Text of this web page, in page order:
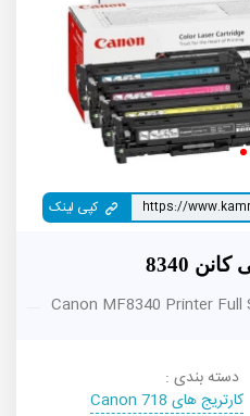
کپی لینک
8340
Canon MF8340 Printer
دسته بندی :
کارتریج های 718 Canon